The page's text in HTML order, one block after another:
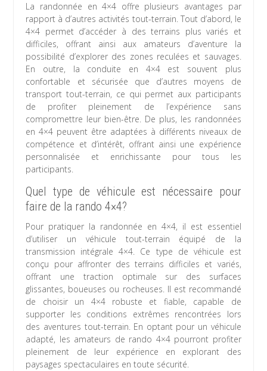
La randonnée en 4×4 offre plusieurs avantages par
rapport à d’autres activités tout-terrain. Tout d’abord, le
4×4 permet d’accéder à des terrains plus variés et
difficiles, offrant ainsi aux amateurs d’aventure la
possibilité d’explorer des zones reculées et sauvages.
En outre, la conduite en 4×4 est souvent plus
confortable et sécurisée que d’autres moyens de
transport tout-terrain, ce qui permet aux participants
de profiter pleinement de l’expérience sans
compromettre leur bien-être. De plus, les randonnées
en 4×4 peuvent être adaptées à différents niveaux de
compétence et d’intérêt, offrant ainsi une expérience
personnalisée et enrichissante pour tous les
participants.
Quel type de véhicule est nécessaire pour
faire de la rando 4×4?
Pour pratiquer la randonnée en 4×4, il est essentiel
d’utiliser un véhicule tout-terrain équipé de la
transmission intégrale 4×4. Ce type de véhicule est
conçu pour affronter des terrains difficiles et variés,
offrant une traction optimale sur des surfaces
glissantes, boueuses ou rocheuses. Il est recommandé
de choisir un 4×4 robuste et fiable, capable de
supporter les conditions extrêmes rencontrées lors
des aventures tout-terrain. En optant pour un véhicule
adapté, les amateurs de rando 4×4 pourront profiter
pleinement de leur expérience en explorant des
paysages spectaculaires en toute sécurité.